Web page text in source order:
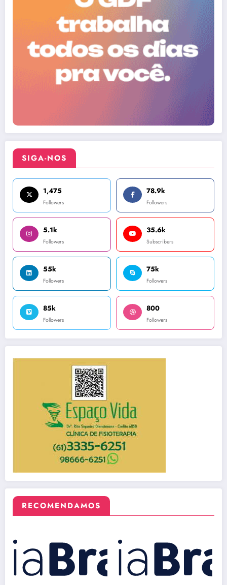
SIGA-NOS
1,475
Followers
78.9k
Followers
5.1k
Followers
35.6k
Subscribers
55k
Followers
75k
Followers
85k
Followers
800
Followers
RECOMENDAMOS